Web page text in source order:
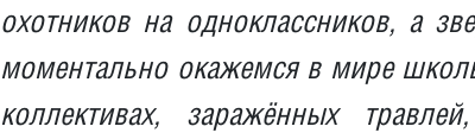
охотников на одноклассников, а
моментально окажемся в мире
коллективах, заражённых